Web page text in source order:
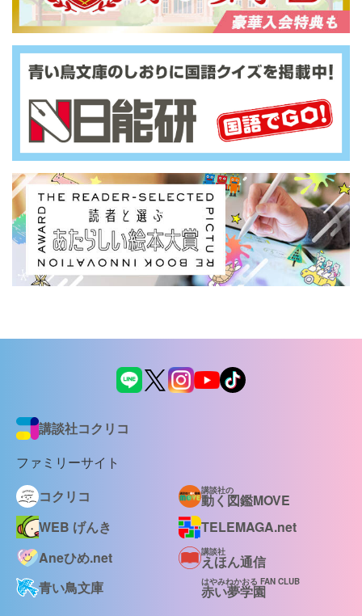
講談社コクリコ
ファミリーサイト
コクリコ
講談社の
動く図鑑MOVE
WEB げんき
TELEMAGA.net
Aneひめ.net
講談社
えほん通信
青い鳥文庫
はやみねかおる FAN CLUB
赤い夢学園